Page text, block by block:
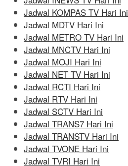
Jadwal KOMPAS TV Hari Ini
Jadwal MDTV Hari Ini
Jadwal METRO TV Hari Ini
Jadwal MNCTV Hari Ini
Jadwal MOJI Hari Ini
Jadwal NET TV Hari Ini
Jadwal RCTI Hari Ini
Jadwal RTV Hari Ini
Jadwal SCTV Hari Ini
Jadwal TRANS7 Hari Ini
Jadwal TRANSTV Hari Ini
Jadwal TVONE Hari Ini
Jadwal TVRI Hari Ini